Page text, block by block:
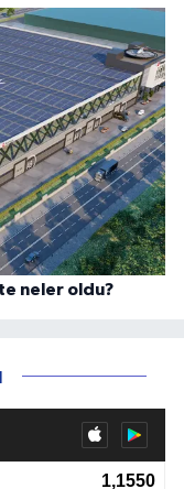
neler oldu?